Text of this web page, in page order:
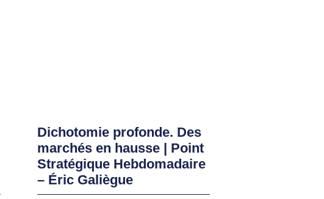
Dichotomie profonde. Des
marchés en hausse | Point
Stratégique Hebdomadaire
– Éric Galiègue